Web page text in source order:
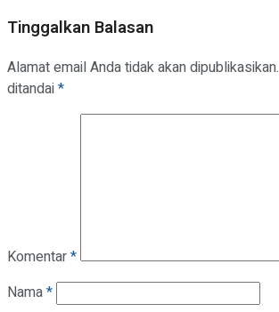
Tinggalkan Balasan
Alamat email Anda tidak akan dipublikasikan.
ditandai*
Komentar*
Nama*